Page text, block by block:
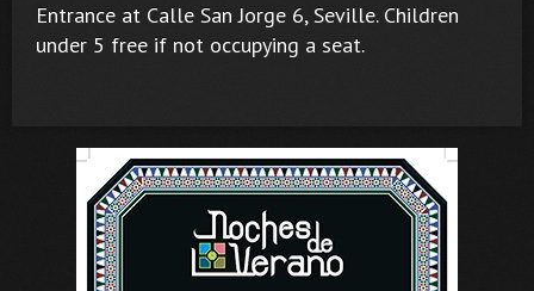
Entrance at Calle San Jorge 6, Seville. Children
under 5 free if not occupying a seat.